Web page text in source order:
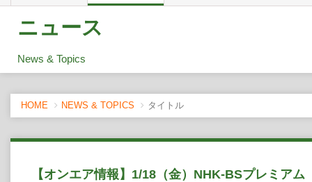
ニュース
News & Topics
HOME NEWS & TOPICS タイトル
【オンエア情報】1/18（金）NHK-BSプレミア